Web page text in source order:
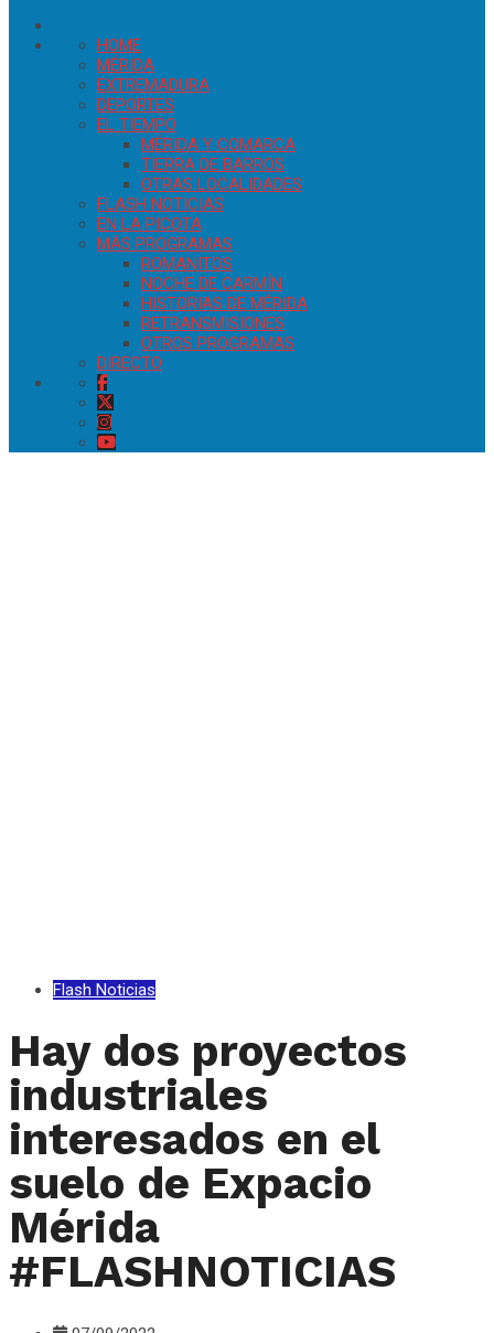
HOME
MÉRIDA
EXTREMADURA
DEPORTES
EL TIEMPO
MÉRIDA Y COMARCA
TIERRA DE BARROS
OTRAS LOCALIDADES
FLASH NOTICIAS
EN LA PICOTA
MÁS PROGRAMAS
ROMANITOS
NOCHE DE CARMÍN
HISTORIAS DE MÉRIDA
RETRANSMISIONES
OTROS PROGRAMAS
DIRECTO
Flash Noticias
Hay dos proyectos
industriales
interesados en el
suelo de Expacio
Mérida
#FLASHNOTICIAS